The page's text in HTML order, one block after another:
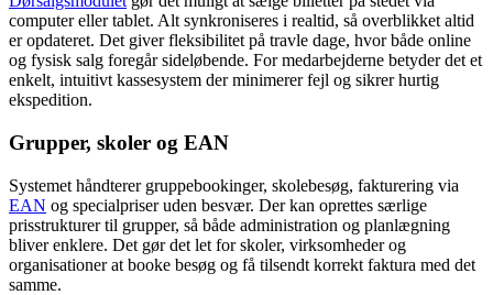
computer eller tablet. Alt synkroniseres i realtid, så overblikket altid
er opdateret. Det giver fleksibilitet på travle dage, hvor både online
og fysisk salg foregår sideløbende. For medarbejderne betyder det et
enkelt, intuitivt kassesystem der minimerer fejl og sikrer hurtig
ekspedition.
Grupper, skoler og EAN
Systemet håndterer gruppebookinger, skolebesøg, fakturering via
EAN og specialpriser uden besvær. Der kan oprettes særlige
prisstrukturer til grupper, så både administration og planlægning
bliver enklere. Det gør det let for skoler, virksomheder og
organisationer at booke besøg og få tilsendt korrekt faktura med det
samme.